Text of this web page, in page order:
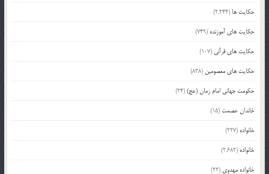
حکایت ها (2,244)
حکایت های آموزنده (749)
حکایت های قرآنی (107)
حکایت های معصومین (838)
حکومت جهانی امام زمان (عج)(24)
خاندان عصمت (15)
خانواده (227)
خانواده (2,682)
خانواده مهدوی (22)